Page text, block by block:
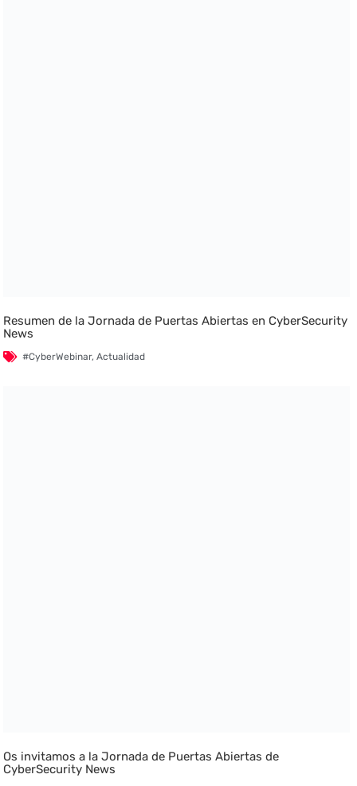
Resumen de la Jornada de Puertas Abiertas en CyberSecurity
News
#CyberWebinar,Actualidad
Os invitamos a la Jornada de Puertas Abiertas de
CyberSecurity News